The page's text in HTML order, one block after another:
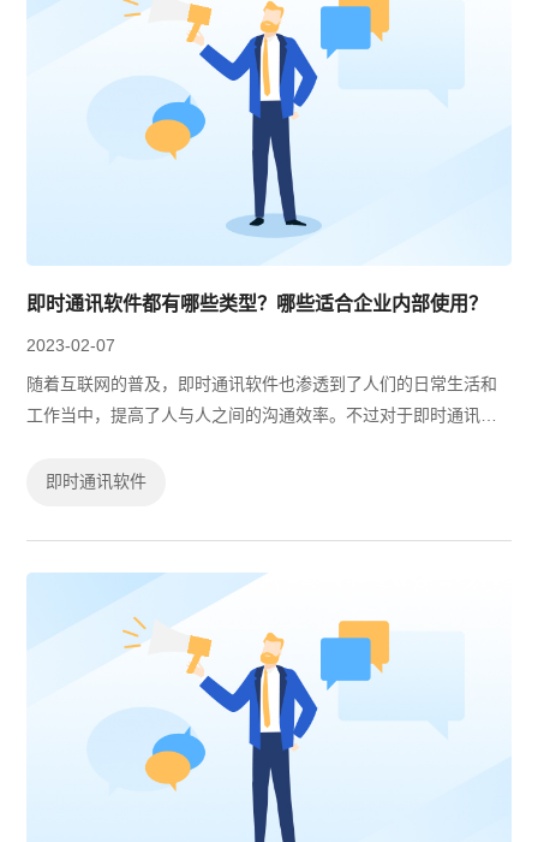
即时通讯软件都有哪些类型？哪些适合企业内部使用？
2023-02-07
随着互联网的普及，即时通讯软件也渗透到了人们的日常生活和
工作当中，提高了人与人之间的沟通效率。不过对于即时通讯软
即时通讯软件